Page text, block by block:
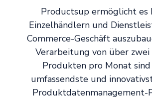
Productsup ermöglicht es
Einzelhändlern und
Commerce-Geschäft
Verarbeitung von über
Produkten pro Monat
umfassendste und